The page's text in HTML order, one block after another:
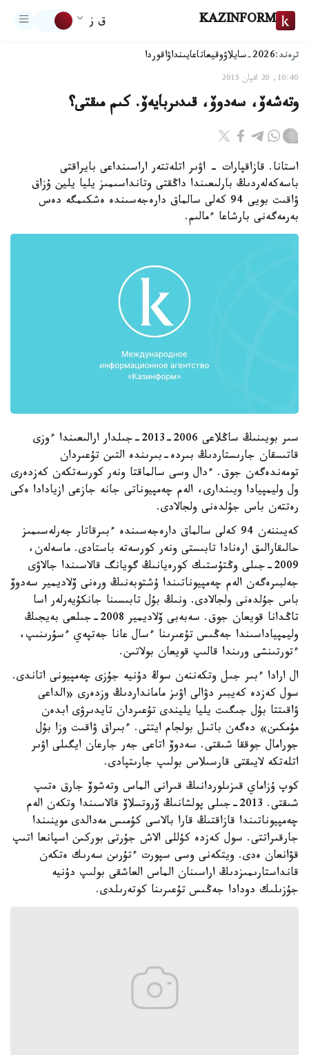
KAZINFORM ق ز
ترەند:2026-سايلاۋ وقيعاتاعايىنداۋاقوردا
10:40, 20 اقپان 2015
وتەشەۆ، سەدوۆ، قىدىربايەۆ. كىم مىقتى؟
استانا. قازاقپارات - اۋىر اتلەتتەر اراسىنداعى بايراقتى
باسەكەلەردىڭ بارلىعىندا داڭقتى وتانداسىمىز يليا يلين ۇزاق
ۋاقىت بويى 94 كەلى سالماق دارەجەسىندە ەشكىمگە دەس
بەرمەگەنى بارشاعا ءمالىم.
سىر بويىنىڭ ساڭلاعى 2006-2013-جىلدار ارالىعىندا ءوزى
قاتىسقان جارىستاردىڭ بىردە-بىرىندە التىن تۇعىردان
تومەندەگەن جوق. ءدال وسى سالماقتا ونەر كورسەتكەن كەزدەرى
ول وليمپيادا ويىندارى، الەم چەمپيوناتى جانە جازعى ازيادادا ەكى
رەتتەن باس جۇلدەنى ولجالادى.
كەيىننەن 94 كەلى سالماق دارەجەسىندە ءبىرقاتار جەرلەسىمىز
حالىقارالىق ارەنادا تابىستى ونەر كورسەتە باستادى. ماسەلەن،
2009-جىلى وڭتۇستىك كورەيانىڭ گويانگ قالاسىندا جالاۋى
جەلبىرەگەن الەم چەمپيوناتىندا ۇشتوبەنىڭ ورەنى ۆلاديمير سەدوۆ
باس جۇلدەنى ولجالادى. ونىڭ بۇل تابىسىنا جانكۇيەرلەر اسا
تاڭدانا قويعان جوق. سەبەبى ۆلاديمير 2008-جىلعى بەيجىڭ
وليمپياداسىندا جەڭىس تۇعىرىنا ءسال عانا جەتپەي ءسۇرىنىپ،
ءتورتىنشى ورىندا قالىپ قويعان بولاتىن.
ال ارادا ءبىر جىل وتكەننەن سوڭ دۇنيە جۇزى چەمپيونى اتاندى.
سول كەزدە كەيبىر دۋالى اۋىز مامانداردىڭ وزدەرى «الداعى
ۋاقىتتا بۇل جىگىت يليا يليندى تۇعىردان تايدىرۋى ابدەن
مۇمكىن» دەگەن باتىل بولجام ايتتى. ءبىراق ۋاقىت وزا بۇل
جورامال جوققا شىقتى. سەدوۆ اتاعى جەر جارعان ايگىلى اۋىر
اتلەتكە لايىقتى قارسىلاس بولىپ جارىتپادى.
كوپ ۇزاماي قىزىلوردانىڭ قىرانى الماس وتەشوۆ جارق ەتىپ
شىقتى. 2013-جىلى پولشانىڭ ۆروتسلاۆ قالاسىندا وتكەن الەم
چەمپيوناتىندا قازاقتىڭ قارا بالاسى كۇمىس مەدالدى موينىندا
جارقىراتتى. سول كەزدە كۇللى الاش جۇرتى بوركىن اسپانعا اتىپ
قۋانعان ەدى. ويتكەنى وسى سپورت ءتۇرىن سەرىك ەتكەن
قانداستارىمىزدىڭ اراسىنان الماس العاشقى بولىپ دۇنيە
جۇزىلىك دودادا جەڭىس تۇعىرىنا كوتەرىلدى.